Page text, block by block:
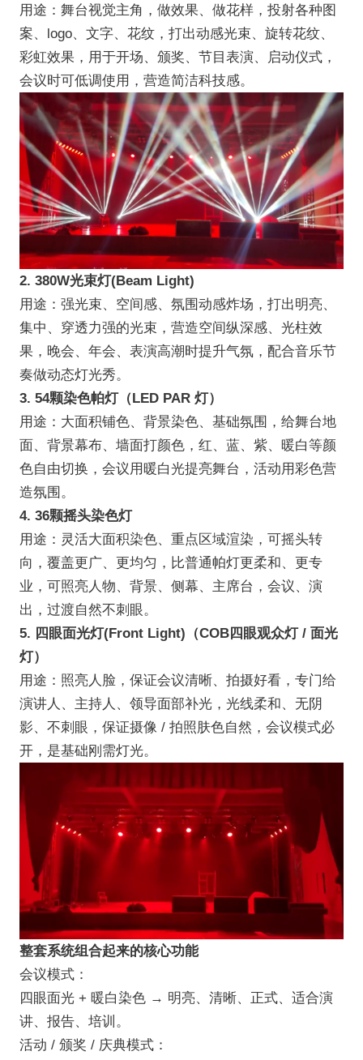
用途：舞台视觉主角，做效果、做花样，投射各种图
案、logo、文字、花纹，打出动感光束、旋转花纹、
彩虹效果，用于开场、颁奖、节目表演、启动仪式，
会议时可低调使用，营造简洁科技感。
2. 380W光束灯(Beam Light)
用途：强光束、空间感、氛围动感炸场，打出明亮、
集中、穿透力强的光束，营造空间纵深感、光柱效
果，晚会、年会、表演高潮时提升气氛，配合音乐节
奏做动态灯光秀。
3. 54颗染色帕灯（LED PAR 灯）
用途：大面积铺色、背景染色、基础氛围，给舞台地
面、背景幕布、墙面打颜色，红、蓝、紫、暖白等颜
色自由切换，会议用暖白光提亮舞台，活动用彩色营
造氛围。
4. 36颗摇头染色灯
用途：灵活大面积染色、重点区域渲染，可摇头转
向，覆盖更广、更均匀，比普通帕灯更柔和、更专
业，可照亮人物、背景、侧幕、主席台，会议、演
出，过渡自然不刺眼。
5. 四眼面光灯(Front Light)（COB四眼观众灯 / 面光
灯）
用途：照亮人脸，保证会议清晰、拍摄好看，专门给
演讲人、主持人、领导面部补光，光线柔和、无阴
影、不刺眼，保证摄像 / 拍照肤色自然，会议模式必
开，是基础刚需灯光。
整套系统组合起来的核心功能
会议模式：
四眼面光 + 暖白染色 → 明亮、清晰、正式、适合演
讲、报告、培训。
活动 / 颁奖 / 庆典模式：